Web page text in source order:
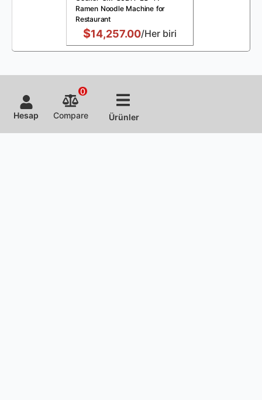
Ramen Noodle Machine for
Restaurant
$14,257.00/Her biri
Hesap Compare
0
Ürünler